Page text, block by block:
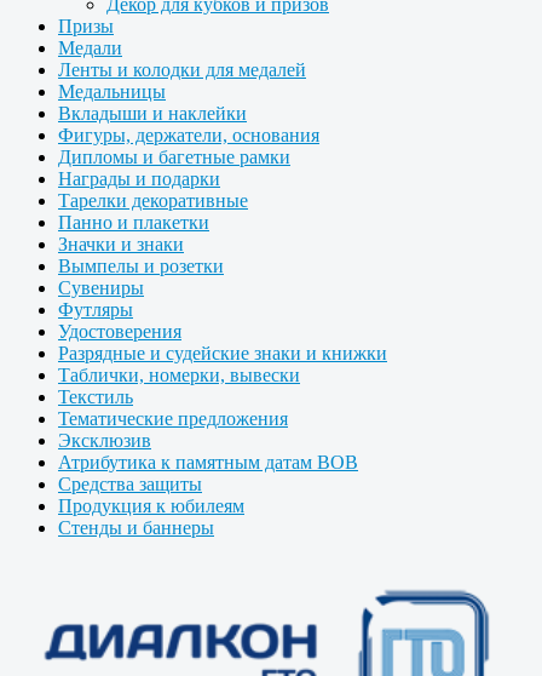
Декор для кубков и призов
Призы
Медали
Ленты и колодки для медалей
Медальницы
Вкладыши и наклейки
Фигуры, держатели, основания
Дипломы и багетные рамки
Награды и подарки
Тарелки декоративные
Панно и плакетки
Значки и знаки
Вымпелы и розетки
Сувениры
Футляры
Удостоверения
Разрядные и судейские знаки и книжки
Таблички, номерки, вывески
Текстиль
Тематические предложения
Эксклюзив
Атрибутика к памятным датам ВОВ
Средства защиты
Продукция к юбилеям
Стенды и баннеры